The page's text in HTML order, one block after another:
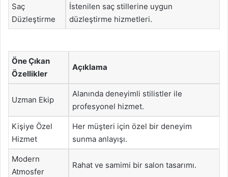
Saç
Düzleştirme
İstenilen saç stillerine uygun
düzleştirme hizmetleri.
Öne Çıkan
Özellikler
Açıklama
Uzman Ekip
Alanında deneyimli stilistler ile
profesyonel hizmet.
Kişiye Özel
Hizmet
Her müşteri için özel bir deneyim
sunma anlayışı.
Modern
Atmosfer
Rahat ve samimi bir salon tasarımı.